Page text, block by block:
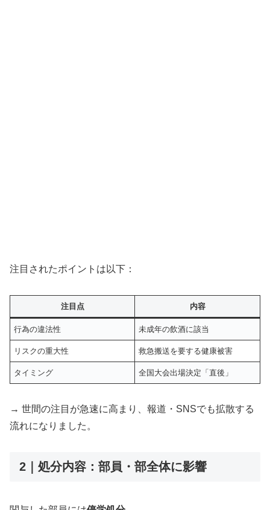
注目されたポイントは以下：
注目点 内容
行為の違法性 未成年の飲酒に該当
リスクの重大性 救急搬送を要する健康被害
タイミング 全国大会出場決定「直後」
→ 世間の注目が急速に高まり、報道・SNSでも拡散する
流れになりました。
2｜処分内容：部員・部全体に影響